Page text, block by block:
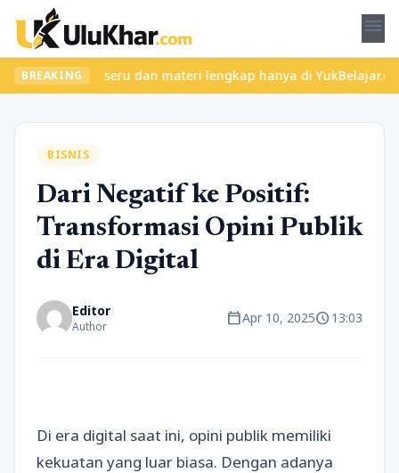
menu
BREAKING
kelas seru dan materi lengkap hanya di YukBelajar.com.
BISNIS
Dari Negatif ke Positif:
Transformasi Opini Publik
di Era Digital
Editor
Author calendar_todayApr 10, 2025schedule13:03
Di era digital saat ini, opini publik memiliki
kekuatan yang luar biasa. Dengan adanya